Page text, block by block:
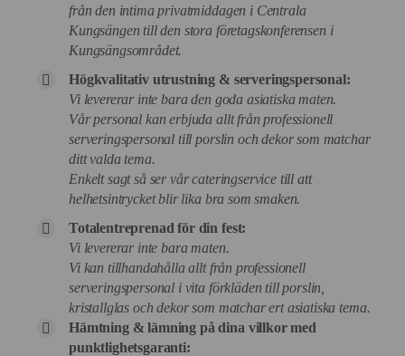
från den intima privatmiddagen i Centrala
Kungsängen till den stora företagskonferensen i
Kungsängsområdet.
Högkvalitativ utrustning & serveringspersonal:
Vi levererar inte bara den goda asiatiska maten.
Vår personal kan erbjuda allt från professionell
serveringspersonal till porslin och dekor som matchar
ditt valda tema.
Enkelt sagt så ser vår cateringservice till att
helhetsintrycket blir lika bra som smaken.
Totalentreprenad för din fest:
Vi levererar inte bara maten.
Vi kan tillhandahålla allt från professionell
serveringspersonal i vita förkläden till porslin,
kristallglas och dekor som matchar ert asiatiska tema.
Hämtning & lämning på dina villkor med
punktlighetsgaranti: